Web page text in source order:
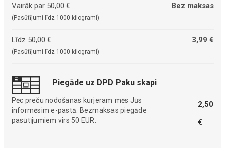
Vairāk par 50,00 €
(Pasūtījumi līdz 1000 kilogrami)
Bez maksas
Līdz 50,00 €
(Pasūtījumi līdz 1000 kilogrami)
3,99 €
Piegāde uz DPD Paku skapi
Pēc preču nodošanas kurjeram mēs Jūs
informēsim e-pastā. Bezmaksas piegāde
pasūtījumiem virs 50 EUR.
2,50
€